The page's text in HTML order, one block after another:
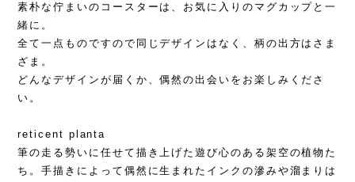
素朴な佇まいのコースターは、お気に入りのマグカップと一
緒に。
全て一点ものですので同じデザインはなく、柄の出方はさま
ざま。
どんなデザインが届くか、偶然の出会いをお楽しみくださ
い。
reticent planta
筆の走る勢いに任せて描き上げた遊び心のある架空の植物た
ち。手描きによって偶然に生まれたインクの滲みや溜まりは